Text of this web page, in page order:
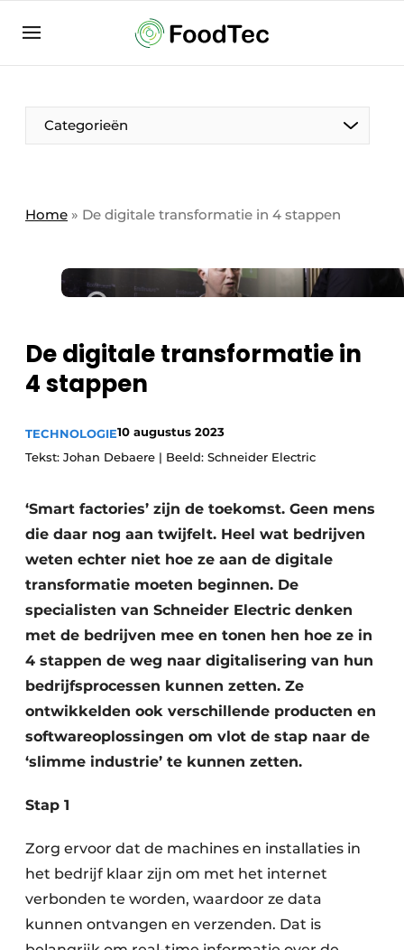
Bedrijven
Bedrijven
Direct contact
Evenement aanmelden
Home
Nieuwsbrief
Podcasts
Privacy / Cookie statement
Vacature aanmelden
Video’s
Categorieën
Home » De digitale transformatie in 4 stappen
De digitale transformatie in
4 stappen
TECHNOLOGIE10 augustus 2023
Tekst: Johan Debaere | Beeld: Schneider Electric
‘Smart factories’ zijn de toekomst. Geen mens
die daar nog aan twijfelt. Heel wat bedrijven
weten echter niet hoe ze aan de digitale
transformatie moeten beginnen. De
specialisten van Schneider Electric denken
met de bedrijven mee en tonen hen hoe ze in
4 stappen de weg naar digitalisering van hun
bedrijfsprocessen kunnen zetten. Ze
ontwikkelden ook verschillende producten en
softwareoplossingen om vlot de stap naar de
‘slimme industrie’ te kunnen zetten.
Stap 1
Zorg ervoor dat de machines en installaties in
het bedrijf klaar zijn om met het internet
verbonden te worden, waardoor ze data
kunnen ontvangen en verzenden. Dat is